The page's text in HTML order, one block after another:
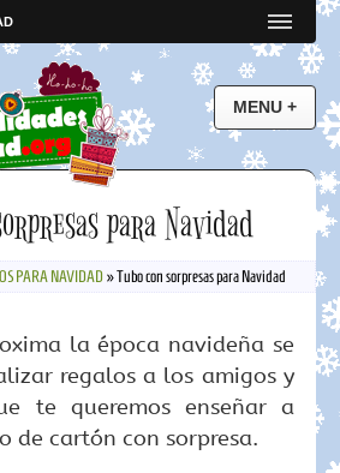
para Navidad
PARA NAVIDAD»Tubo con sorpresas para Navidad
la época navideña se
regalos a los amigos y
te queremos enseñar a
de cartón con sorpresa.